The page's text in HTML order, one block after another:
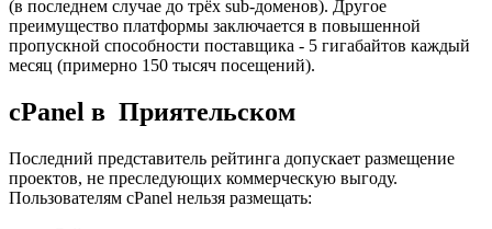
(в последнем случае до трёх sub-доменов). Другое
преимущество платформы заключается в повышенной
пропускной способности поставщика - 5 гигабайтов каждый
месяц (примерно 150 тысяч посещений).
cPanel в Приятельском
Последний представитель рейтинга допускает размещение
проектов, не преследующих коммерческую выгоду.
Пользователям cPanel нельзя размещать: